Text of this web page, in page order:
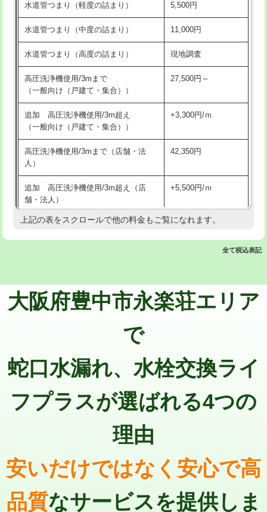
洗面台設置 38,500円
化粧台設置 22,000円
追加人工 16,500円
廃棄・処分 現場見積
※給水管工事は20mmまでの価格です。
交換・取付(排水栓・排水トラップ
22,000円+材料費
持込商品取付（混合水栓）
持込商品取付（浄水器・分岐水栓） 16,500円
業）
排水管工事（追加 排水管工事/3ｍ超
え）
マス交換（土の掘削・埋め戻し作業） 11,000円~
マス交換（深さ50㎝以上） 66,000円
コンクリート斫り（厚さ10㎝超え）
モルタル補修（厚さ10㎝まで） 27,500円
モルタル補修（厚さ10㎝超え）
追加人工 16,500円
水道管つまり（軽度の詰まり） 5,500円
水道管つまり（中度の詰まり） 11,000円
水道管つまり（高度の詰まり） 現地調査
高圧洗浄機使用/3mまで
（一般向け（戸建て・集合））
27,500円～
追加 高圧洗浄機使用/3m超え
（一般向け（戸建て・集合））
+3,300円/ｍ
高圧洗浄機使用/3mまで（店舗・法
人）
42,350円
追加 高圧洗浄機使用/3m超え（店
舗・法人）
+5,500円/ｍ
高度高圧洗浄換 現地調査
追加トーラー機使用/3m超え +3,300円
止水・漏水調査・防水処理・清掃・修
11,000円
止水・漏水調査・防水処理・清掃・修
22,000円
止水・漏水調査・防水処理・清掃・修
その他部品の脱着 8,800円～
交換・取付（タンク） 22,000円+材料費
上記の表をスクロールで他の料金もご覧になれます。
全て税込表記
大阪府豊中市永楽荘エリア
で
蛇口水漏れ、水栓交換ライ
フプラスが選ばれる4つの
理由
安いだけではなく安心で高
品質なサービスを提供しま